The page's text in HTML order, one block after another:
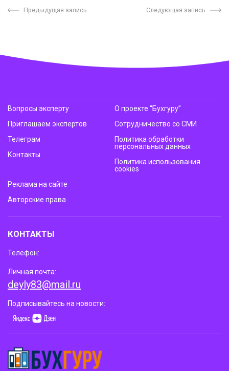
Предыдущая запись Следующая запись
Вопросы эксперту
Приглашаем экспертов
Телеграм
Контакты
О проекте “Бухгуру”
Сотрудничество со СМИ
Политика обработки
персональных данных
Политика использования
cookies
Реклама на сайте
Авторские права
КОНТАКТЫ
Телефон:
Личная почта:
deyly83@mail.ru
Подписывайтесь на новости: